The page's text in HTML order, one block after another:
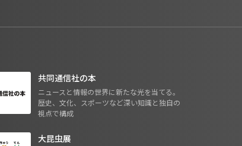
共同通信社の本
ニュースと情報の世界に新たな光を当てる。
歴史、文化、スポーツなど深い知識と独自の
視点で構成
大昆虫展